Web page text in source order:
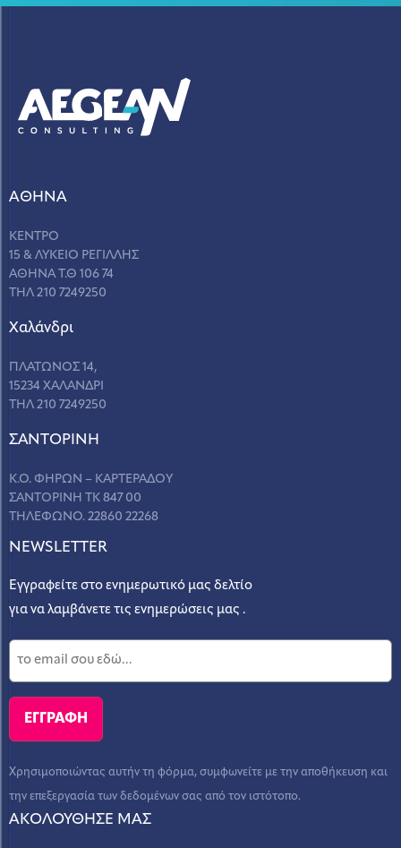
ΑΘΗΝΑ
ΚΕΝΤΡΟ
15 & ΛΥΚΕΙΟ ΡΕΓΙΛΛΗΣ
ΑΘΗΝΑ Τ.Θ 106 74
ΤΗΛ 210 7249250
Χαλάνδρι
ΠΛΑΤΩΝΟΣ 14,
15234 ΧΑΛΑΝΔΡΙ
ΤΗΛ 210 7249250
ΣANΤΟΡΙΝΗ
Κ.Ο. ΦΗΡΩΝ – ΚΑΡΤΕΡΑΔΟΥ
ΣΑΝΤΟΡΙΝΗ ΤΚ 847 00
ΤΗΛΕΦΩΝΟ. 22860 22268
NEWSLETTER
Εγγραφείτε στο ενημερωτικό μας δελτίο
για να λαμβάνετε τις ενημερώσεις μας .
Χρησιμοποιώντας αυτήν τη φόρμα, συμφωνείτε με την αποθήκευση και
την επεξεργασία των δεδομένων σας από τον ιστότοπο.
ΑΚΟΛΟΥΘΗΣΕ ΜΑΣ